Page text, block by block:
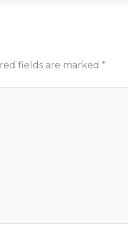
fields are marked *